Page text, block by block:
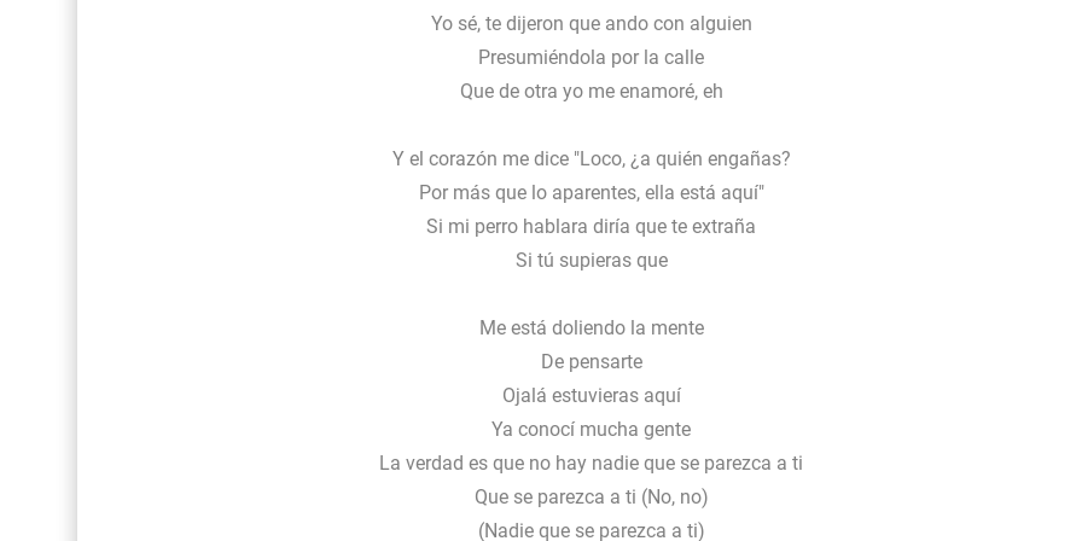
Yo sé, te dijeron que ando con alguien
Presumiéndola por la calle
Que de otra yo me enamoré, eh
Y el corazón me dice "Loco, ¿a quién engañas?
Por más que lo aparentes, ella está aquí"
Si mi perro hablara diría que te extraña
Si tú supieras que
Me está doliendo la mente
De pensarte
Ojalá estuvieras aquí
Ya conocí mucha gente
La verdad es que no hay nadie que se parezca a ti
Que se parezca a ti (No, no)
(Nadie que se parezca a ti)